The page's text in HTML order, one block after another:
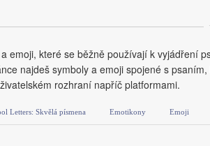
emoji, které se běžně používají k
najdeš symboly a emoji spojené s
rozhraní napříč platformami.
Letters: Skvělá písmena Emotikony Emoji